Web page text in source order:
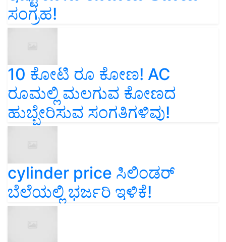
ಸಂಗ್ರಹ!
10 ಕೋಟಿ ರೂ ಕೋಣ! AC
ರೂಮಲ್ಲಿ ಮಲಗುವ ಕೋಣದ
ಹುಬ್ಬೇರಿಸುವ ಸಂಗತಿಗಳಿವು!
cylinder price ಸಿಲಿಂಡರ್‌
ಬೆಲೆಯಲ್ಲಿ ಭರ್ಜರಿ ಇಳಿಕೆ!